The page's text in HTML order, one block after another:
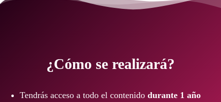
¿Cómo se realizará?
Tendrás acceso a todo el contenido durante 1 año